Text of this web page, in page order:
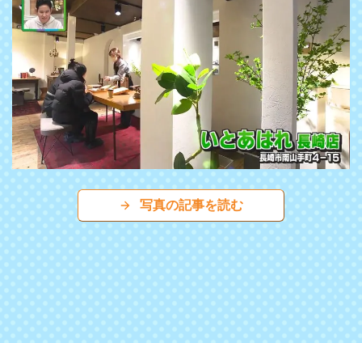
写真の記事を読む